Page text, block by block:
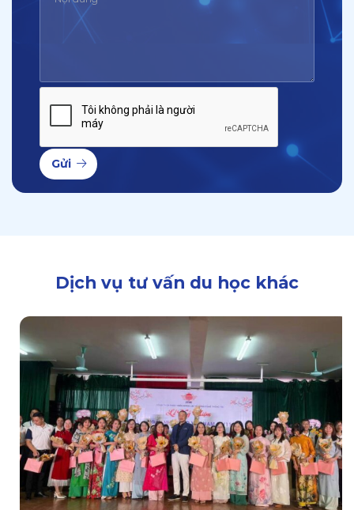
Gửi
Dịch vụ tư vấn du học khác